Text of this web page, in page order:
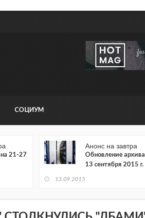
СОЦИУМ
на 21-27
Анонс на завтра
Обновление архива
13 сентября 2015 г.
13.09.2015